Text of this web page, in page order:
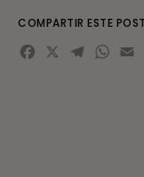
COMPARTIR ESTE POST
X